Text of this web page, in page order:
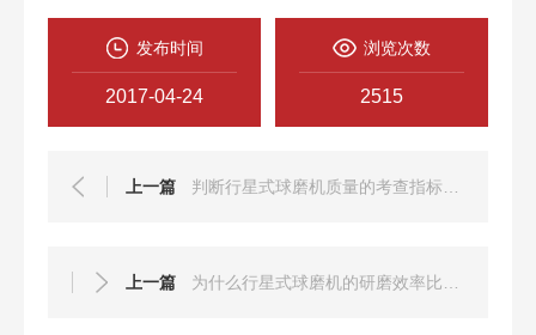
发布时间
2017-04-24
浏览次数
2515
上一篇
上一篇